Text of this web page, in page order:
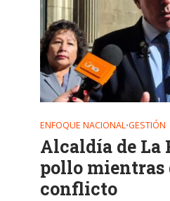
ENFOQUE NACIONAL•GESTIÓN
Alcaldía de La
pollo mientras
conflicto